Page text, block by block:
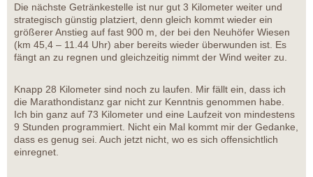
Die nächste Getränkestelle ist nur gut 3 Kilometer weiter und
strategisch günstig platziert, denn gleich kommt wieder ein
größerer Anstieg auf fast 900 m, der bei den Neuhöfer Wiesen
(km 45,4 – 11.44 Uhr) aber bereits wieder überwunden ist. Es
fängt an zu regnen und gleichzeitig nimmt der Wind weiter zu.
Knapp 28 Kilometer sind noch zu laufen. Mir fällt ein, dass ich
die Marathondistanz gar nicht zur Kenntnis genommen habe.
Ich bin ganz auf 73 Kilometer und eine Laufzeit von mindestens
9 Stunden programmiert. Nicht ein Mal kommt mir der Gedanke,
dass es genug sei. Auch jetzt nicht, wo es sich offensichtlich
einregnet.